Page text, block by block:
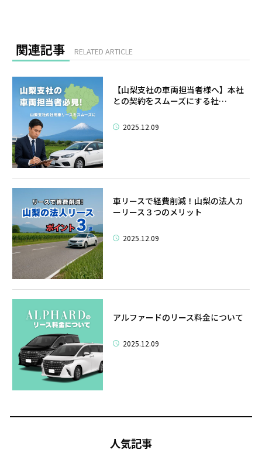
関連記事 RELATED ARTICLE
【山梨支社の車両担当者様へ】本社
との契約をスムーズにする社…
2025.12.09
車リースで経費削減！山梨の法人カ
ーリース３つのメリット
2025.12.09
アルファードのリース料金について
2025.12.09
人気記事